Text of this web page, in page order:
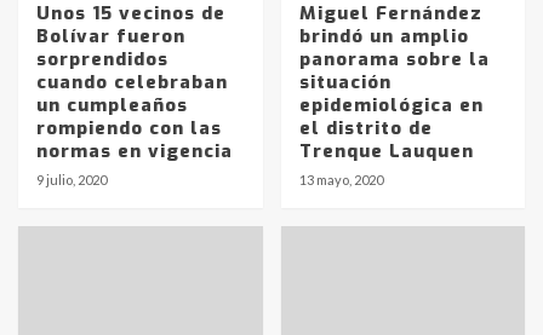
Unos 15 vecinos de
Bolívar fueron
sorprendidos
cuando celebraban
un cumpleaños
rompiendo con las
normas en vigencia
9 julio, 2020
Miguel Fernández
brindó un amplio
panorama sobre la
situación
epidemiológica en
el distrito de
Trenque Lauquen
13 mayo, 2020